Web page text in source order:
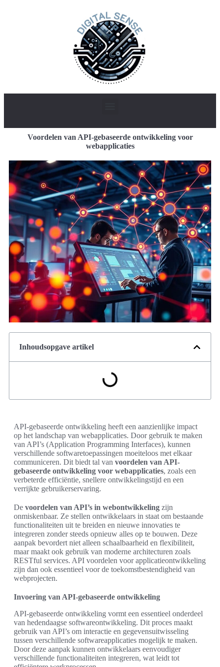
Voordelen van API-gebaseerde ontwikkeling voor
webapplicaties
Inhoudsopgave artikel
API-gebaseerde ontwikkeling heeft een aanzienlijke impact
op het landschap van webapplicaties. Door gebruik te maken
van API’s (Application Programming Interfaces), kunnen
verschillende softwaretoepassingen moeiteloos met elkaar
communiceren. Dit biedt tal van voordelen van API-
gebaseerde ontwikkeling voor webapplicaties, zoals een
verbeterde efficiëntie, snellere ontwikkelingstijd en een
verrijkte gebruikerservaring.
De voordelen van API’s in webontwikkeling zijn
onmiskenbaar. Ze stellen ontwikkelaars in staat om bestaande
functionaliteiten uit te breiden en nieuwe innovaties te
integreren zonder steeds opnieuw alles op te bouwen. Deze
aanpak bevordert niet alleen schaalbaarheid en flexibiliteit,
maar maakt ook gebruik van moderne architecturen zoals
RESTful services. API voordelen voor applicatieontwikkeling
zijn dan ook essentieel voor de toekomstbestendigheid van
webprojecten.
Invoering van API-gebaseerde ontwikkeling
API-gebaseerde ontwikkeling vormt een essentieel onderdeel
van hedendaagse softwareontwikkeling. Dit proces maakt
gebruik van API’s om interactie en gegevensuitwisseling
tussen verschillende softwareapplicaties mogelijk te maken.
Door deze aanpak kunnen ontwikkelaars eenvoudiger
verschillende functionaliteiten integreren, wat leidt tot